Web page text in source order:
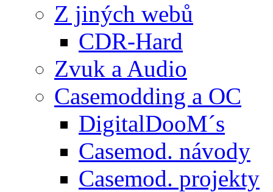
Z jiných webů
CDR-Hard
Zvuk a Audio
Casemodding a OC
DigitalDooM´s
Casemod. návody
Casemod. projekty